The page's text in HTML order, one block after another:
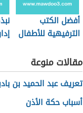
أفضل الكتب
الترفيهية للأطفال
مقالات منوعة
تعريف عبد الحميد بن
أسباب حكة الأذن